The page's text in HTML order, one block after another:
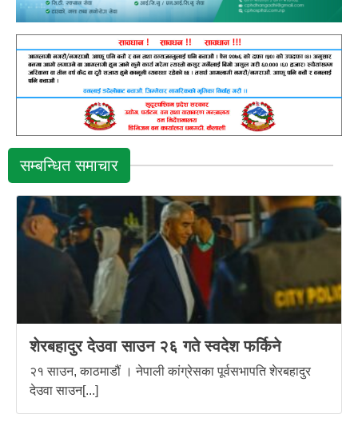
सम्बन्धित समाचार
शेरबहादुर देउवा साउन २६ गते स्वदेश फर्किने
२१ साउन, काठमाडौं । नेपाली कांग्रेसका पूर्वसभापति शेरबहादुर
देउवा साउन[...]